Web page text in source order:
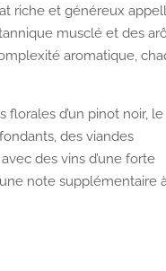
riche et généreux
musclé et des
aromatique,
florales d’un pinot noir, le
des viandes
des vins d’une forte
note supplémentaire